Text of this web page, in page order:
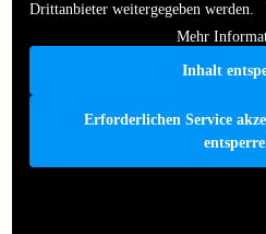
Drittanbieter weitergegeben werden.
Mehr
Inhalt
Erforderlichen Service